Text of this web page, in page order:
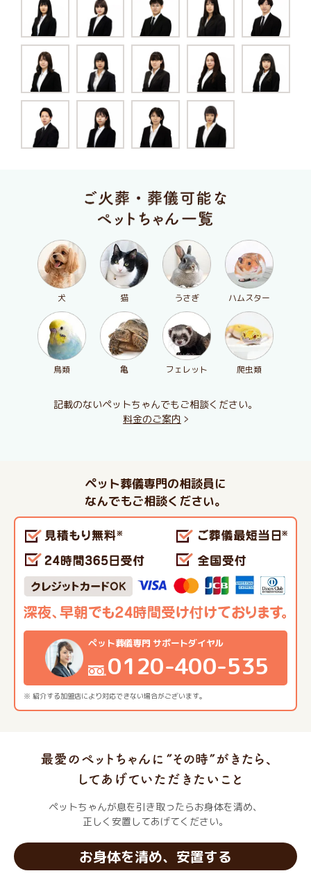
犬 猫 うさぎ ハムスター
鳥類 亀 フェレット 爬虫類
記載のないペットちゃんでもご相談ください。
料金のご案内
ペット葬儀専門の相談員に
なんでもご相談ください。
※ 紹介する加盟店により対応できない場合がございます。
ペット葬儀専門 サポートダイヤル
0120-400-535
ペットちゃんが息を引き取ったらお身体を清め、
正しく安置してあげてください。
お身体を清め、安置する